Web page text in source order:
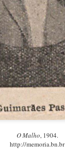
O Malho, 1904.
http://memoria.bn.br